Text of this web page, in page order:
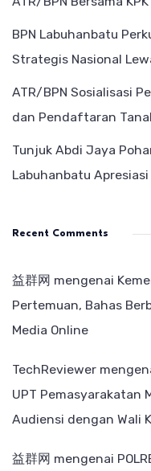
BPN Labuhanbatu
Strategis Nasional
ATR/BPN Sosialisasi
dan Pendaftaran
Tunjuk Abdi Jaya
Labuhanbatu
Recent Comments
益群网 mengenai
Pertemuan, Bahas
Media Online
TechReviewer
UPT Pemasyarakatan
Audiensi dengan Wali
益群网 mengenai